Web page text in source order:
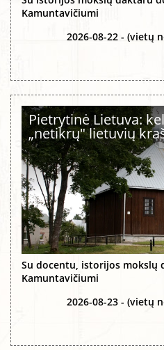
Kamuntavičiumi
2026-08-22 - (vietų
Pietrytinė Lietuva:
„netikrų" lietuvių
Su docentu, istorijos mokslų
Kamuntavičiumi
2026-08-23 - (vietų